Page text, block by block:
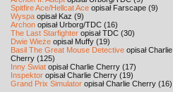
Spitfire Ace/Hellcat Ace opisał Farscape (9)
Wyspa opisał Kaz (9)
Archon opisał Urborg/TDC (16)
The Last Starfighter opisał TDC (30)
Dwie Wieże opisał Muffy (19)
Basil The Great Mouse Detective opisał Charlie
Cherry (125)
Inny Świat opisał Charlie Cherry (17)
Inspektor opisał Charlie Cherry (19)
Grand Prix Simulator opisał Charlie Cherry (16)